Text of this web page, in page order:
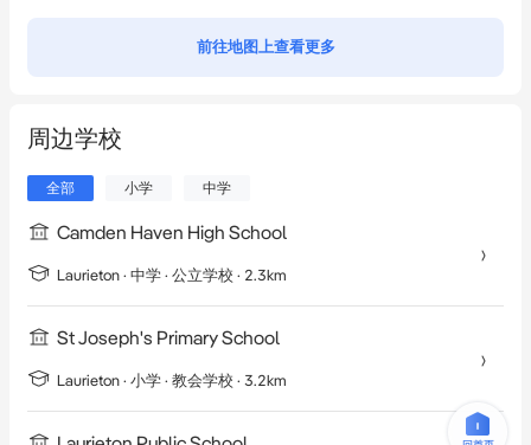
前往地图上查看更多
周边学校
全部 小学 中学
Camden Haven High School
Laurieton · 中学 · 公立学校 · 2.3km
St Joseph's Primary School
Laurieton · 小学 · 教会学校 · 3.2km